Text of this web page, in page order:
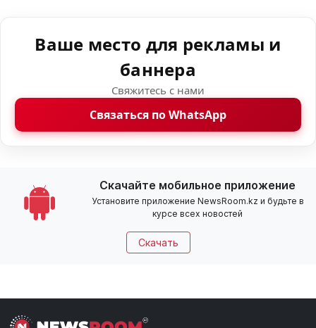
Ваше место для рекламы и
баннера
Свяжитесь с нами
Связаться по WhatsApp
Скачайте мобильное приложение
Установите приложение NewsRoom.kz и будьте в
курсе всех новостей
Скачать